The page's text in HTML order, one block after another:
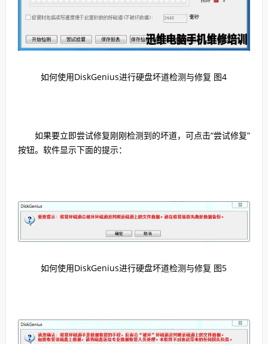
如何使用DiskGenius进行硬盘坏道检测与修复 图4
如果要立即尝试修复刚刚检测到的坏道，可点击“尝试修复”
按钮。软件显示下面的提示：
如何使用DiskGenius进行硬盘坏道检测与修复 图5